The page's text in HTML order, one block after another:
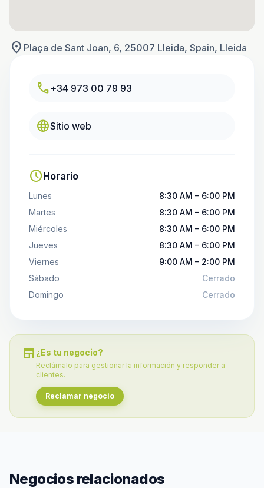
location_on Plaça de Sant Joan, 6, 25007 Lleida, Spain, Lleida
call +34 973 00 79 93
languageSitio web
scheduleHorario
Lunes
8:30 AM – 6:00 PM
Martes
8:30 AM – 6:00 PM
Miércoles
8:30 AM – 6:00 PM
Jueves
8:30 AM – 6:00 PM
Viernes
9:00 AM – 2:00 PM
Sábado
Cerrado
Domingo
Cerrado
store ¿Es tu negocio?
Reclámalo para gestionar la información y responder a
clientes.
Reclamar negocio
Negocios relacionados